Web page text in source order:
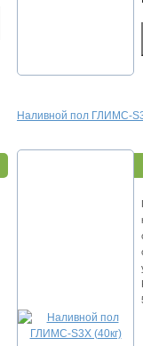
Нaливнoй пoл ГЛИMC-